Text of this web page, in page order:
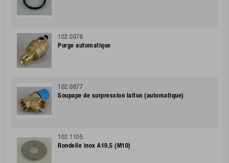
102.0876
Purge automatique
102.0877
Soupape de surpression laiton (automatique)
102.1105
Rondelle inox A10,5 (M10)